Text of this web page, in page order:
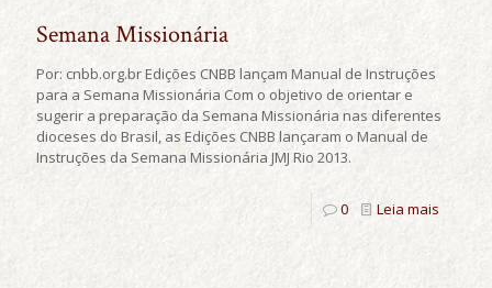
Semana Missionária
Por: cnbb.org.br Edições CNBB lançam Manual de Instruções
para a Semana Missionária Com o objetivo de orientar e
sugerir a preparação da Semana Missionária nas diferentes
dioceses do Brasil, as Edições CNBB lançaram o Manual de
Instruções da Semana Missionária JMJ Rio 2013.
0 Leia mais